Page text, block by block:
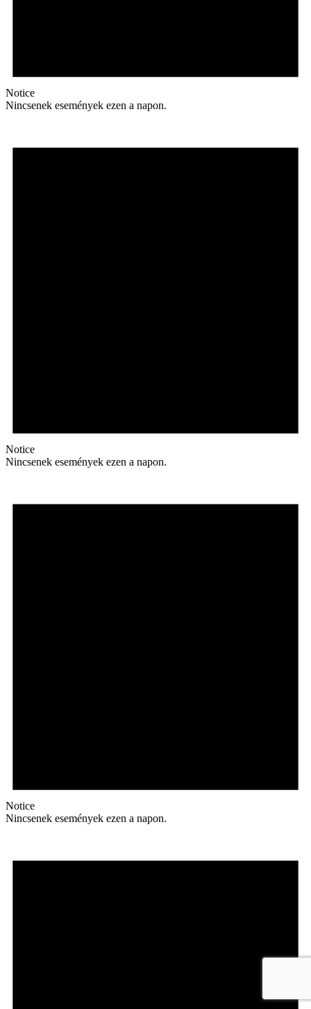
Notice
Nincsenek események ezen a napon.
Notice
Nincsenek események ezen a napon.
Notice
Nincsenek események ezen a napon.